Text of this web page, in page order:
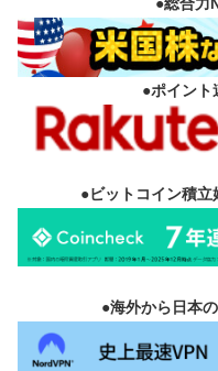
●総合力
●ポイント
●ビットコイン積立
●海外から日本